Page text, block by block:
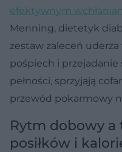
efektywnym
Menning, dietetyk
zestaw zaleceń uderza
pośpiech i przejadanie
pełności, sprzyjają
przewód pokarmowy
Rytm dobowy a
posiłków i